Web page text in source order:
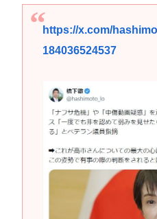
https://x.com/
184036524537